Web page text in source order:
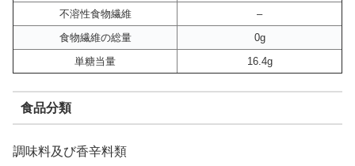
不溶性食物繊維
–
食物繊維の総量
0g
単糖当量
16.4g
食品分類
調味料及び香辛料類